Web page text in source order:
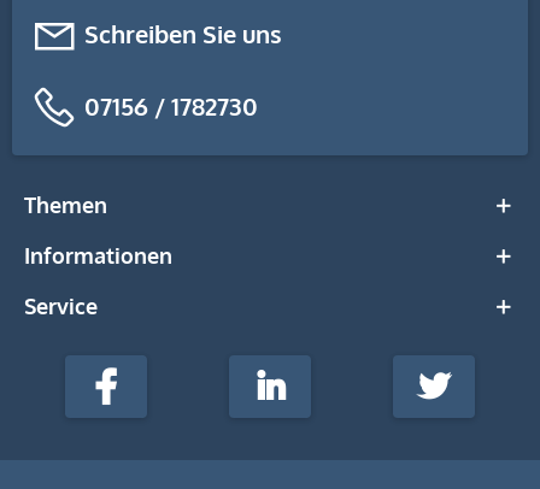
Schreiben Sie uns
07156 / 1782730
Themen
Informationen
Service
stempel-
Media
Facebook LinkedIn Twitter